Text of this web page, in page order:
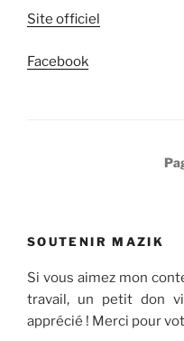
Site officiel
Facebook
SOUTENIR MAZIK
Si vous aimez mon
travail, un petit don
apprécié ! Merci pour